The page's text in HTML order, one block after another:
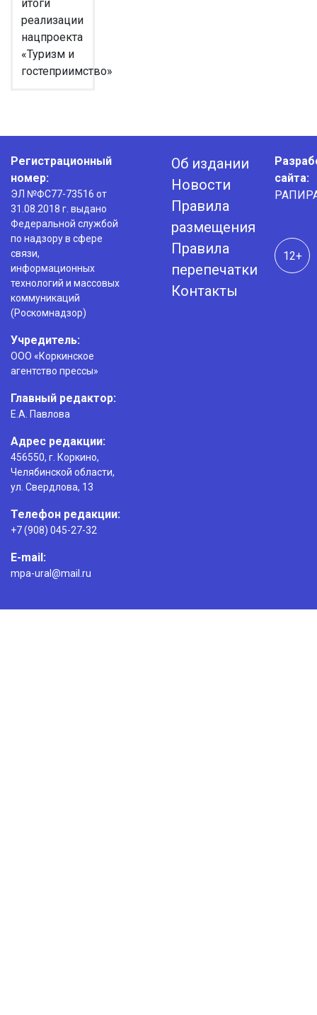
итоги
реализации
нацпроекта
«Туризм и
гостеприимство»
Регистрационный
номер:
ЭЛ №ФС77-73516 от
31.08.2018 г. выдано
Федеральной службой
по надзору в сфере
связи,
информационных
технологий и массовых
коммуникаций
(Роскомнадзор)
Учредитель:
ООО «Коркинское
агентство прессы»
Главный редактор:
Е.А. Павлова
Адрес редакции:
456550, г. Коркино,
Челябинской области,
ул. Свердлова, 13
Телефон редакции:
+7 (908) 045-27-32
E-mail:
mpa-ural@mail.ru
Об издании
Новости
Правила
размещения
Правила
перепечатки
Контакты
сайта:
12+